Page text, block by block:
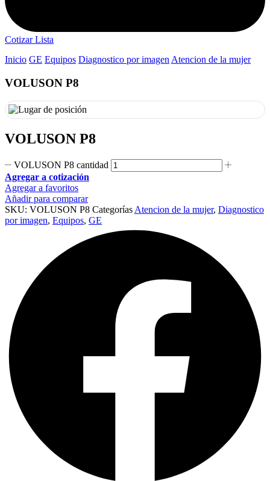
Cotizar Lista
Inicio GE Equipos Diagnostico por imagen Atencion de la mujer
VOLUSON P8
VOLUSON P8
VOLUSON P8 cantidad
Agregar a cotización
Agregar a favoritos
Añadir para comparar
SKU: VOLUSON P8 Categorías Atencion de la mujer, Diagnostico
por imagen, Equipos, GE